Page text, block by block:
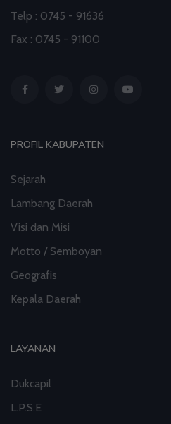
Telp : 0745 - 91636
Fax : 0745 - 91100
PROFIL KABUPATEN
Sejarah
Lambang Daerah
Visi dan Misi
Motto / Semboyan
Geografis
Kepala Daerah
LAYANAN
Dukcapil
L.P.S.E